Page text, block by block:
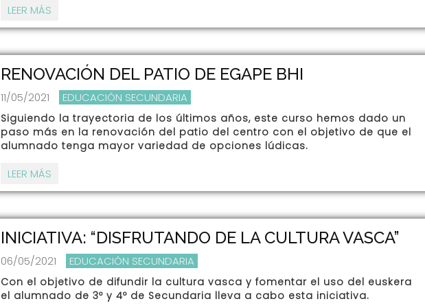
LEER MÁS
RENOVACIÓN DEL PATIO DE EGAPE BHI
11/05/2021 EDUCACIÓN SECUNDARIA
Siguiendo la trayectoria de los últimos años, este curso hemos dado un
paso más en la renovación del patio del centro con el objetivo de que el
alumnado tenga mayor variedad de opciones lúdicas.
LEER MÁS
INICIATIVA: “DISFRUTANDO DE LA CULTURA VASCA”
06/05/2021 EDUCACIÓN SECUNDARIA
Con el objetivo de difundir la cultura vasca y fomentar el uso del euskera
el alumnado de 3º y 4º de Secundaria lleva a cabo esta iniciativa.